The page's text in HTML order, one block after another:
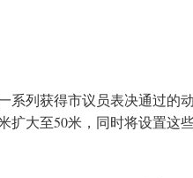
系列获得市议员表决通过的
扩大至50米，同时将设置这